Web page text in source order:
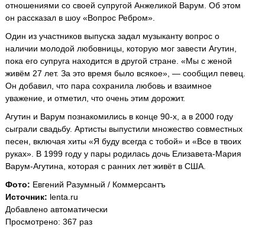
отношениями со своей супругой Анжеликой Варум. Об этом
он рассказал в шоу «Вопрос Ребром».
Один из участников выпуска задал музыканту вопрос о
наличии молодой любовницы, которую мог завести Агутин,
пока его супруга находится в другой стране. «Мы с женой
живём 27 лет. За это время было всякое», — сообщил певец.
Он добавил, что пара сохранила любовь и взаимное
уважение, и отметил, что очень этим дорожит.
Агутин и Варум познакомились в конце 90-х, а в 2000 году
сыграли свадьбу. Артисты выпустили множество совместных
песен, включая хиты «Я буду всегда с тобой» и «Все в твоих
руках». В 1999 году у пары родилась дочь Елизавета-Мария
Варум-Агутина, которая с ранних лет живёт в США.
Фото: Евгений Разумный / Коммерсантъ
Источник: lenta.ru
Добавлено автоматически
Просмотрено: 367 раз